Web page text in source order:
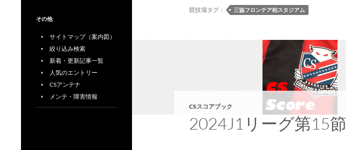
競技場タグ： 三協フロンテア柏スタジアム
CSスコアブック
2024J1リーグ第15節
その他
サイトマップ（案内図）
絞り込み検索
新着・更新記事一覧
人気のエントリー
CSアンテナ
メンテ・障害情報